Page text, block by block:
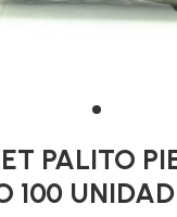
PALITO
100